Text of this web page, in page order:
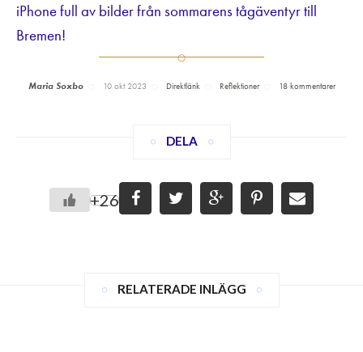
iPhone full av bilder från sommarens tågäventyr till
Bremen!
Maria Soxbo 10 okt 2023 Direktlänk Reflektioner 18 kommentarer
DELA
+26
RELATERADE INLÄGG